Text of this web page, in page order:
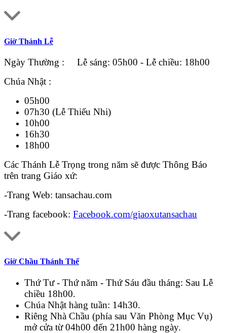
Giờ Thánh Lễ
Ngày Thường : Lễ sáng: 05h00 - Lễ chiều: 18h00
Chúa Nhật :
05h00
07h30 (Lễ Thiếu Nhi)
10h00
16h30
18h00
Các Thánh Lễ Trọng trong năm sẽ được Thông Báo
trên trang Giáo xứ:
-Trang Web: tansachau.com
-Trang facebook: Facebook.com/giaoxutansachau
Giờ Chầu Thánh Thể
Thứ Tư - Thứ năm - Thứ Sáu đầu tháng: Sau Lễ
chiều 18h00.
Chúa Nhật hàng tuần: 14h30.
Riêng Nhà Chầu (phía sau Văn Phòng Mục Vụ)
mở cửa từ 04h00 đến 21h00 hàng ngày.